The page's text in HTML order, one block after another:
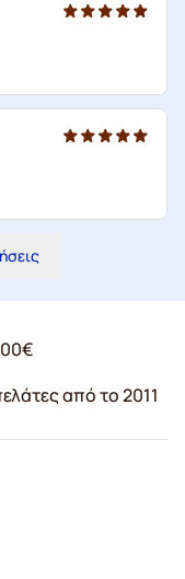
από το 2011